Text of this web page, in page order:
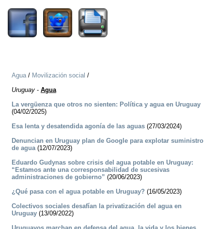
Agua/ Movilización social /
Uruguay - Agua
La vergüenza que otros no sienten: Política y agua en Uruguay
(04/02/2025)
Esa lenta y desatendida agonía de las aguas (27/03/2024)
Denuncian en Uruguay plan de Google para explotar suministro
de agua(12/07/2023)
Eduardo Gudynas sobre crisis del agua potable en Uruguay:
“Estamos ante una corresponsabilidad de sucesivas
administraciones de gobierno” (20/06/2023)
¿Qué pasa con el agua potable en Uruguay? (16/05/2023)
Colectivos sociales desafían la privatización del agua en
Uruguay (13/09/2022)